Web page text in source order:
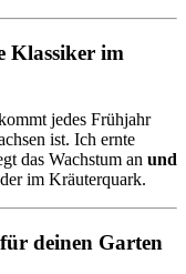
Klassiker im
jedes Frühjahr
ist. Ich ernte
das Wachstum an und
im Kräuterquark.
deinen Garten